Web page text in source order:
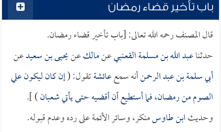
باب تأخير قضاء رمضان
قال المصنف رحمه الله تعالى: [باب تأخير قضاء رمضان.
حدثناعبد الله بن مسلمة القعنبيعنمالكعنيحيى بن سعيدعن
أبي سلمة بن عبد الرحمنأنه سمععائشةتقول: (إن كان ليكون علي
الصوم من رمضان، فما أستطيع أن أقضيه حتى يأتي شعبان) ].
وحديثابن طاوسمنكر، وسائر الأئمة على رده وعدم قبوله.